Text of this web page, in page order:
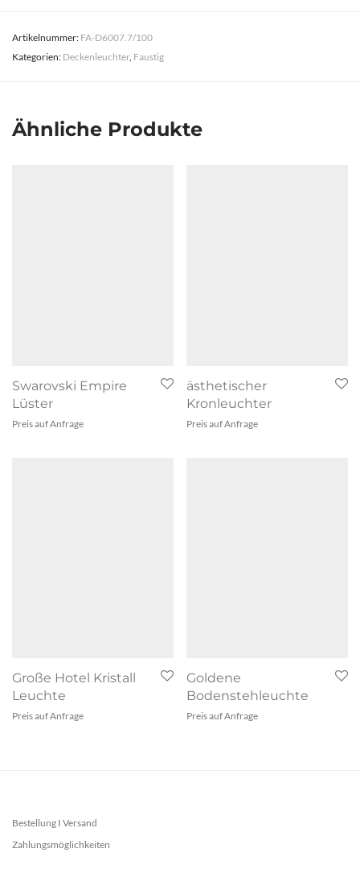
Artikelnummer: FA-D6007.7/100
Kategorien: Deckenleuchter, Faustig
Ähnliche Produkte
Swarovski Empire
Lüster
Preis auf Anfrage
ästhetischer
Kronleuchter
Preis auf Anfrage
Große Hotel Kristall
Leuchte
Preis auf Anfrage
Goldene
Bodenstehleuchte
Preis auf Anfrage
Bestellung I Versand
Zahlungsmöglichkeiten